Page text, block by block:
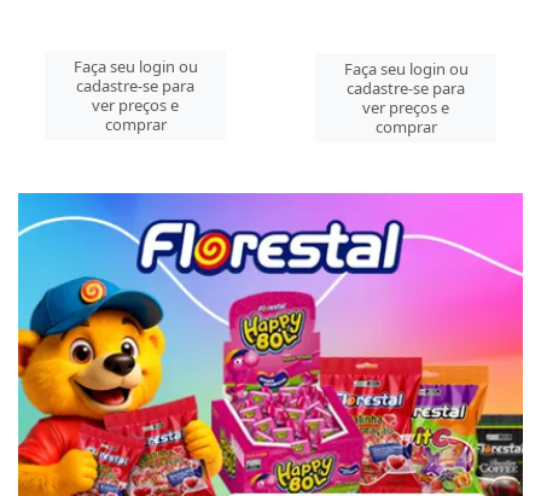
Faça seu login ou
cadastre-se para
ver preços e
comprar
Faça seu login ou
cadastre-se para
ver preços e
comprar